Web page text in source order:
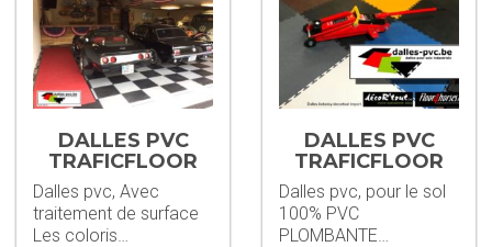
DALLES PVC
TRAFICFLOOR
5MM + STAINP
Dalles pvc, Avec
traitement de surface
Les coloris…
DALLES PVC
TRAFICFLOOR
5MM
Dalles pvc, pour le sol
100% PVC
PLOMBANTE…